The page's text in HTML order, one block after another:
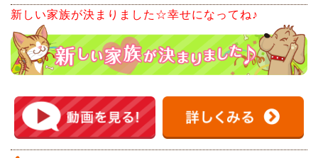
新しい家族が決まりました☆幸せになってね♪